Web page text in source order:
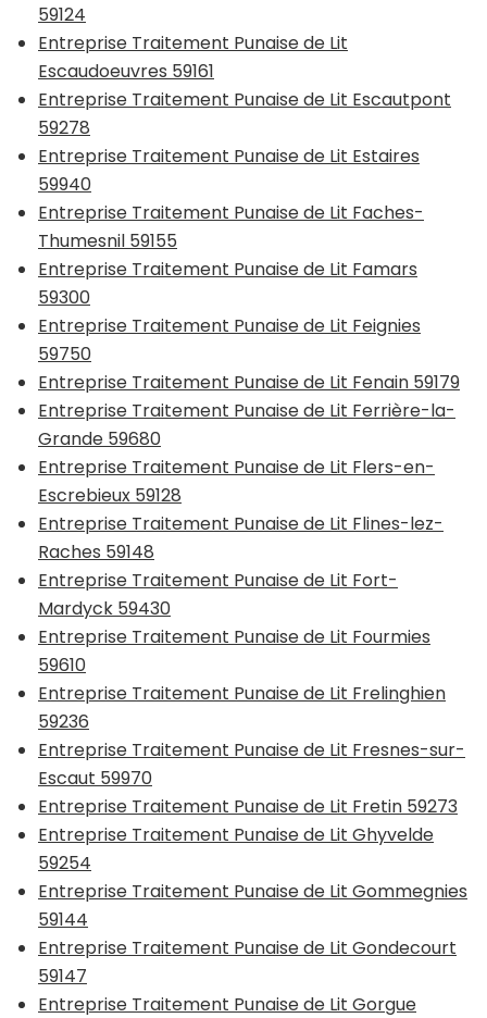
59124
Entreprise Traitement Punaise de Lit
Escaudoeuvres 59161
Entreprise Traitement Punaise de Lit Escautpont
59278
Entreprise Traitement Punaise de Lit Estaires
59940
Entreprise Traitement Punaise de Lit Faches-
Thumesnil 59155
Entreprise Traitement Punaise de Lit Famars
59300
Entreprise Traitement Punaise de Lit Feignies
59750
Entreprise Traitement Punaise de Lit Fenain 59179
Entreprise Traitement Punaise de Lit Ferrière-la-
Grande 59680
Entreprise Traitement Punaise de Lit Flers-en-
Escrebieux 59128
Entreprise Traitement Punaise de Lit Flines-lez-
Raches 59148
Entreprise Traitement Punaise de Lit Fort-
Mardyck 59430
Entreprise Traitement Punaise de Lit Fourmies
59610
Entreprise Traitement Punaise de Lit Frelinghien
59236
Entreprise Traitement Punaise de Lit Fresnes-sur-
Escaut 59970
Entreprise Traitement Punaise de Lit Fretin 59273
Entreprise Traitement Punaise de Lit Ghyvelde
59254
Entreprise Traitement Punaise de Lit Gommegnies
59144
Entreprise Traitement Punaise de Lit Gondecourt
59147
Entreprise Traitement Punaise de Lit Gorgue